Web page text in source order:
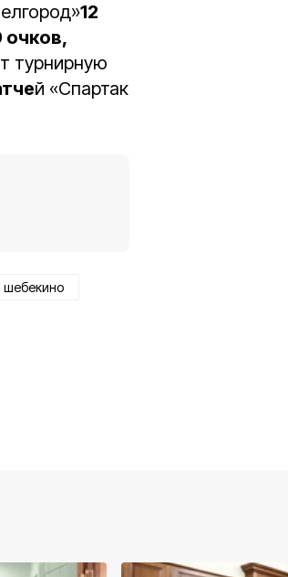
12
очков,
турнирную
й «Спартак
шебекино